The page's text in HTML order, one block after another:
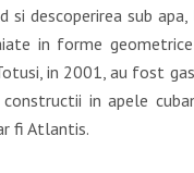
si descoperirea sub
in forme
in 2001, au fost
in apele
fi Atlantis.